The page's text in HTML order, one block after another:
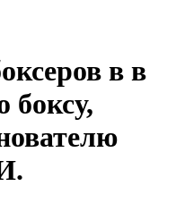
в в
боксу,